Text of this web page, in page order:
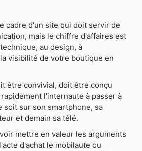
cadre d'un site qui doit servir de
mais le chiffre d'affaires est
au design, à
visibilité de votre boutique en
être convivial, doit être conçu
l'internaute à passer à
soit sur son smartphone, sa
et demain sa télé.
mettre en valeur les arguments
d'achat le mobilaute ou